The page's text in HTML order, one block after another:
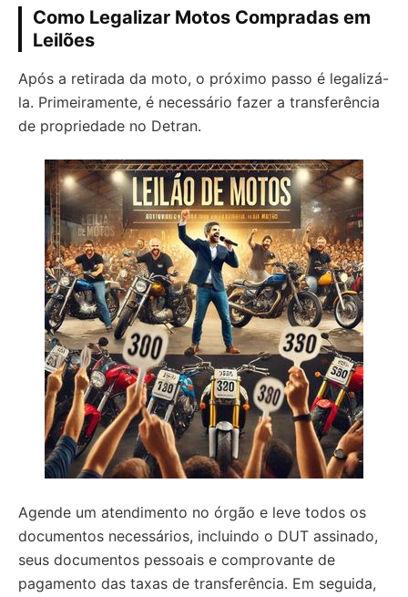
Como Legalizar Motos Compradas em
Leilões
Após a retirada da moto, o próximo passo é legalizá-
la. Primeiramente, é necessário fazer a transferência
de propriedade no Detran.
Agende um atendimento no órgão e leve todos os
documentos necessários, incluindo o DUT assinado,
seus documentos pessoais e comprovante de
pagamento das taxas de transferência. Em seguida,